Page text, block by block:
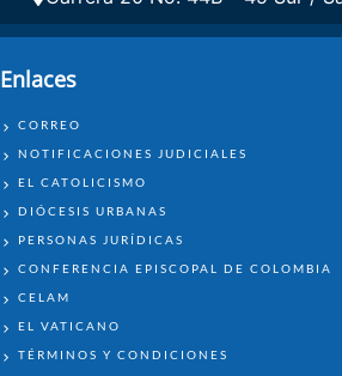
Enlaces
ENLACES
CORREO
NOTIFICACIONES JUDICIALES
EL CATOLICISMO
DIÓCESIS URBANAS
PERSONAS JURÍDICAS
CONFERENCIA EPISCOPAL DE COLOMBIA
CELAM
EL VATICANO
TÉRMINOS Y CONDICIONES